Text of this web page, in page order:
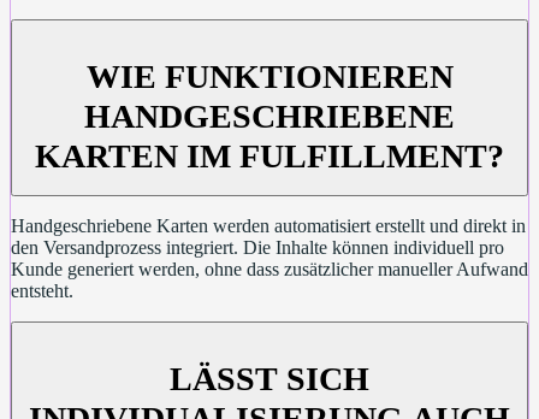
WIE FUNKTIONIEREN
HANDGESCHRIEBENE
KARTEN IM FULFILLMENT?
Handgeschriebene Karten werden automatisiert erstellt und direkt in
den Versandprozess integriert. Die Inhalte können individuell pro
Kunde generiert werden, ohne dass zusätzlicher manueller Aufwand
entsteht.
LÄSST SICH